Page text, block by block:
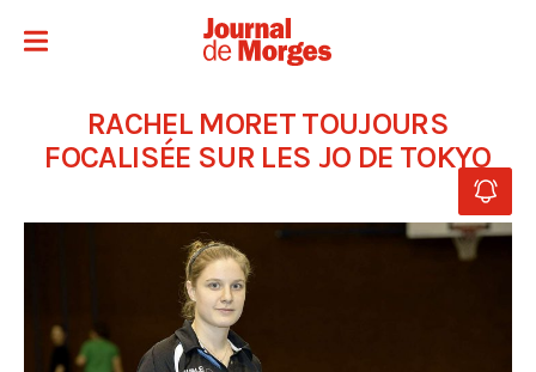
RACHEL MORET TOUJOURS
FOCALISÉE SUR LES JO DE TOKYO